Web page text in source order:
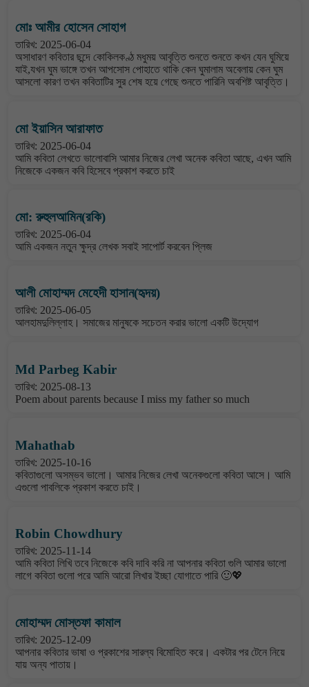
মোঃ আমীর হোসেন সোহাগ
তারিখ: 2025-06-04
অসাধারণ কবিতার ছন্দে কোকিলকণ্ঠ মধুময় আবৃত্তি শুনতে শুনতে কখন যেন ঘুমিয়ে
যাই,যখন ঘুম ভাঙ্গে তখন আপসোস পোহাতে থাকি কেন ঘুমালাম অবেলায় কেন ঘুম
আসলো কারণ তখন কবিতাটির সুর শেষ হয়ে গেছে শুনতে পারিনি অবশিষ্ট আবৃত্তি।
মো ইয়াসিন আরাফাত
তারিখ: 2025-06-04
আমি কবিতা লেখতে ভালোবাসি আমার নিজের লেখা অনেক কবিতা আছে, এখন আমি
নিজেকে একজন কবি হিসেবে প্রকাশ করতে চাই
মো: রুহুলআমিন(রকি)
তারিখ: 2025-06-04
আমি একজন নতুন ক্ষুদ্র লেখক সবাই সাপোর্ট করবেন প্লিজ
আলী মোহাম্মদ মেহেদী হাসান(হৃদয়)
তারিখ: 2025-06-05
আলহামদুলিল্লাহ। সমাজের মানুষকে সচেতন করার ভালো একটি উদ্যোগ
Md Parbeg Kabir
তারিখ: 2025-08-13
Poem about parents because I miss my father so much
Mahathab
তারিখ: 2025-10-16
কবিতাগুলো অসম্ভব ভালো। আমার নিজের লেখা অনেকগুলো কবিতা আসে। আমি
এগুলো পাবলিকে প্রকাশ করতে চাই।
Robin Chowdhury
তারিখ: 2025-11-14
আমি কবিতা লিখি তবে নিজেকে কবি দাবি করি না আপনার কবিতা গুলি আমার ভালো
লাগে কবিতা গুলো পরে আমি আরো লিখার ইচ্ছা যোগাতে পারি 🙂💖
মোহাম্মদ মোস্তফা কামাল
তারিখ: 2025-12-09
আপনার কবিতার ভাষা ও প্রকাশের সারল্য বিমোহিত করে। একটার পর টেনে নিয়ে
যায় অন্য পাতায়।